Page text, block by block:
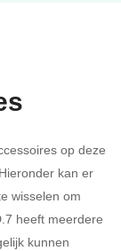
op deze
kan er
wisselen om
heeft meerdere
kunnen